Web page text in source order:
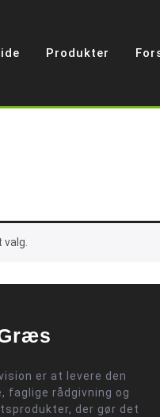
Produkter
er at levere den
faglige rådgivning og
der gør det